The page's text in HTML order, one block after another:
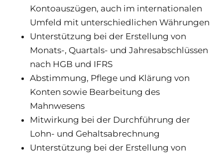
Kontoauszügen, auch im internationalen
Umfeld mit unterschiedlichen Währungen
Unterstützung bei der Erstellung von
Monats-, Quartals- und Jahresabschlüssen
nach HGB und IFRS
Abstimmung, Pflege und Klärung von
Konten sowie Bearbeitung des
Mahnwesens
Mitwirkung bei der Durchführung der
Lohn- und Gehaltsabrechnung
Unterstützung bei der Erstellung von